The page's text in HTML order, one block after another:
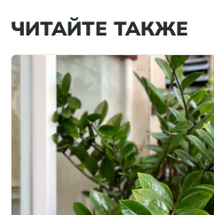
ЧИТАЙТЕ ТАКЖЕ